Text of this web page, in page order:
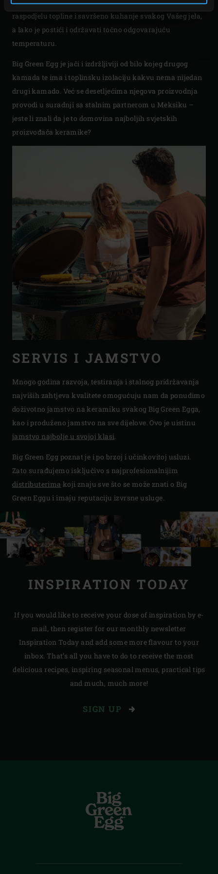
debljinu kroz cijelu strukturu. To osigurava ravnomjernu
raspodjelu topline i savršeno kuhanje svakog Vašeg jela,
a lako je postići i održavati točno odgovarajuću
temperaturu.
Big Green Egg je jači i izdržljiviji od bilo kojeg drugog
kamada te ima i toplinsku izolaciju kakvu nema nijedan
drugi kamado. Već se desetljećima njegova proizvodnja
provodi u suradnji sa stalnim partnerom u Meksiku –
jeste li znali da je to domovina najboljih svjetskih
proizvođača keramike?
SERVIS I JAMSTVO
Mnogo godina razvoja, testiranja i stalnog pridržavanja
najviših zahtjeva kvalitete omogućuju nam da ponudimo
doživotno jamstvo na keramiku svakog Big Green Egga,
kao i produženo jamstvo na sve dijelove. Ovo je uistinu
jamstvo najbolje u svojoj klasi.
Big Green Egg poznat je i po brzoj i učinkovitoj usluzi.
Zato surađujemo isključivo s najprofesionalnijim
distributerima koji znaju sve što se može znati o Big
Green Eggu i imaju reputaciju izvrsne usluge.
INSPIRATION TODAY
If you would like to receive your dose of inspiration by e-
mail, then register for our monthly newsletter
Inspiration Today and add some more flavour to your
inbox. That’s all you have to do to receive the most
delicious recipes, inspiring seasonal menus, practical tips
and much, much more!
SIGN UP